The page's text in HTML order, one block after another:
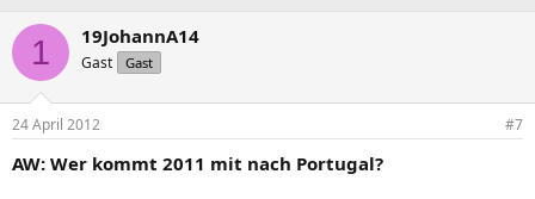
1 19JohannA14
Gast Gast
24 April 2012 #7
AW: Wer kommt 2011 mit nach Portugal?